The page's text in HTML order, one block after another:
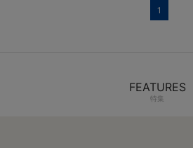
1
FEATURES
特集